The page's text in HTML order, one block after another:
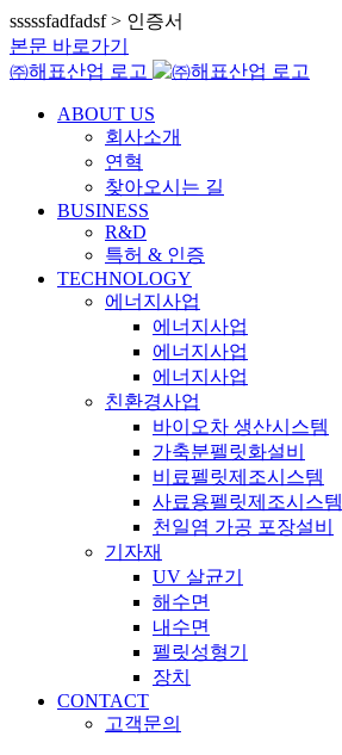
sssssfadfadsf > 인증서
본문 바로가기
㈜해표산업 로고
ABOUT US
회사소개
연혁
찾아오시는 길
BUSINESS
R&D
특허 & 인증
TECHNOLOGY
에너지사업
에너지사업
에너지사업
에너지사업
친환경사업
바이오차 생산시스템
가축분펠릿화설비
비료펠릿제조시스템
사료용펠릿제조시스템
천일염 가공 포장설비
기자재
UV 살균기
해수면
내수면
펠릿성형기
장치
CONTACT
고객문의